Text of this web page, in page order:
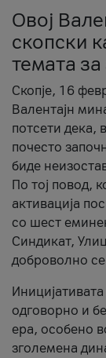
Овој
скопски
темата
Скопје, 16
Валентајн
потсети дека,
почесто
биде
По тој повод,
активација
со шест
Синдикат,
доброволно се
одговорно и
ера, особено
зголемена